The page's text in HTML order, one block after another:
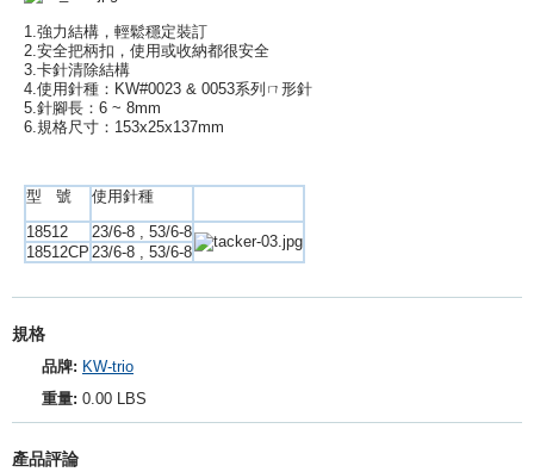
1.強力結構，輕鬆穩定裝訂
2.安全把柄扣，使用或收納都很安全
3.卡針清除結構
4.使用針種：KW#0023 & 0053系列ㄇ形針
5.針腳長：6 ~ 8mm
6.規格尺寸：153x25x137mm
型 號
使用針種
18512
23/6-8 , 53/6-8
18512CP 23/6-8 , 53/6-8
規格
品牌: KW-trio
重量: 0.00 LBS
產品評論